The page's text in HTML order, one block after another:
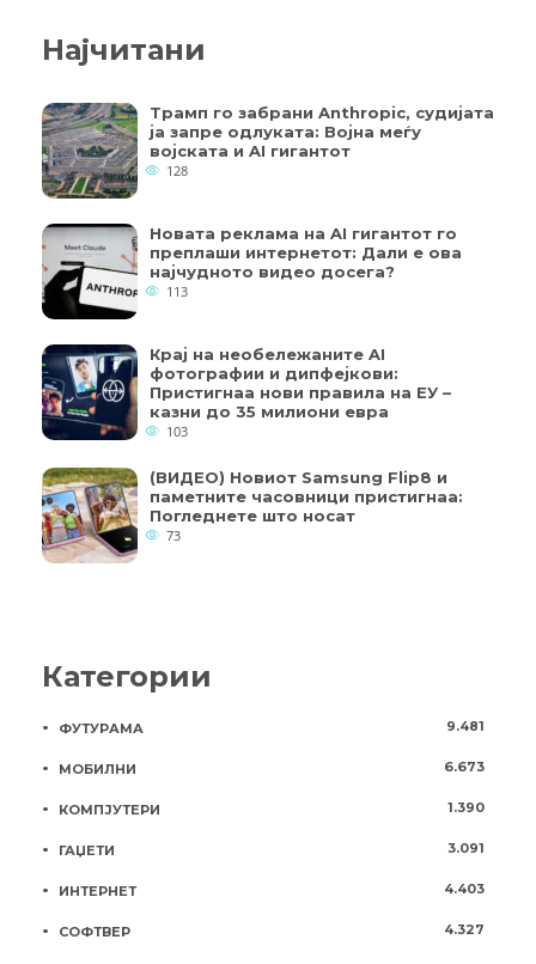
Најчитани
Трамп го забрани Anthropic, судијата
ја запре одлуката: Војна меѓу
војската и AI гигантот
128
Новата реклама на AI гигантот го
преплаши интернетот: Дали е ова
најчудното видео досега?
113
Крај на необележаните AI
фотографии и дипфејкови:
Пристигнаа нови правила на ЕУ –
казни до 35 милиони евра
103
(ВИДЕО) Новиот Samsung Flip8 и
паметните часовници пристигнаа:
Погледнете што носат
73
Категории
ФУТУРАМА 9.481
МОБИЛНИ 6.673
КОМПЈУТЕРИ 1.390
ГАЏЕТИ 3.091
ИНТЕРНЕТ 4.403
СОФТВЕР 4.327